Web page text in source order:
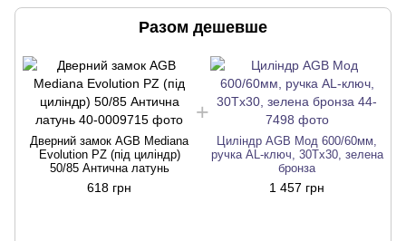
Разом дешевше
Дверний замок AGB Mediana
Evolution PZ (під циліндр)
50/85 Антична латунь
618 грн
Циліндр AGB Мод 600/60мм,
ручка AL-ключ, 30Tx30, зелена
бронза
1 457 грн